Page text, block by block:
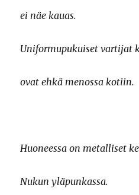
ei näe kauas.
Uniformupukuiset vartijat
ovat ehkä menossa kotiin.
Huoneessa on metalliset
Nukun yläpunkassa.